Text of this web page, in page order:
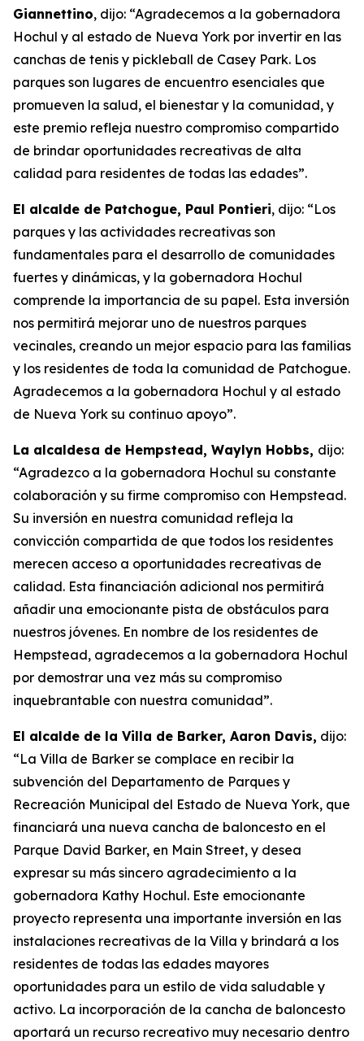
Giannettino, dijo: “Agradecemos a la gobernadora
Hochul y al estado de Nueva York por invertir en las
canchas de tenis y pickleball de Casey Park. Los
parques son lugares de encuentro esenciales que
promueven la salud, el bienestar y la comunidad, y
este premio refleja nuestro compromiso compartido
de brindar oportunidades recreativas de alta
calidad para residentes de todas las edades”.
El alcalde de Patchogue, Paul Pontieri, dijo: “Los
parques y las actividades recreativas son
fundamentales para el desarrollo de comunidades
fuertes y dinámicas, y la gobernadora Hochul
comprende la importancia de su papel. Esta inversión
nos permitirá mejorar uno de nuestros parques
vecinales, creando un mejor espacio para las familias
y los residentes de toda la comunidad de Patchogue.
Agradecemos a la gobernadora Hochul y al estado
de Nueva York su continuo apoyo”.
La alcaldesa de Hempstead, Waylyn Hobbs, dijo:
“Agradezco a la gobernadora Hochul su constante
colaboración y su firme compromiso con Hempstead.
Su inversión en nuestra comunidad refleja la
convicción compartida de que todos los residentes
merecen acceso a oportunidades recreativas de
calidad. Esta financiación adicional nos permitirá
añadir una emocionante pista de obstáculos para
nuestros jóvenes. En nombre de los residentes de
Hempstead, agradecemos a la gobernadora Hochul
por demostrar una vez más su compromiso
inquebrantable con nuestra comunidad”.
El alcalde de la Villa de Barker, Aaron Davis, dijo:
“La Villa de Barker se complace en recibir la
subvención del Departamento de Parques y
Recreación Municipal del Estado de Nueva York, que
financiará una nueva cancha de baloncesto en el
Parque David Barker, en Main Street, y desea
expresar su más sincero agradecimiento a la
gobernadora Kathy Hochul. Este emocionante
proyecto representa una importante inversión en las
instalaciones recreativas de la Villa y brindará a los
residentes de todas las edades mayores
oportunidades para un estilo de vida saludable y
activo. La incorporación de la cancha de baloncesto
aportará un recurso recreativo muy necesario dentro